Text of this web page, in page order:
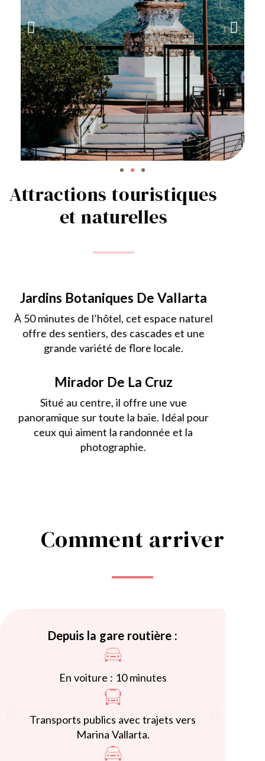
Attractions touristiques
et naturelles
Jardins Botaniques De Vallarta
À 50 minutes de l’hôtel, cet espace naturel
offre des sentiers, des cascades et une
grande variété de flore locale.
Mirador De La Cruz
Situé au centre, il offre une vue
panoramique sur toute la baie. Idéal pour
ceux qui aiment la randonnée et la
photographie.
Comment arriver
Depuis la gare routière :
En voiture : 10 minutes
Transports publics avec trajets vers
Marina Vallarta.